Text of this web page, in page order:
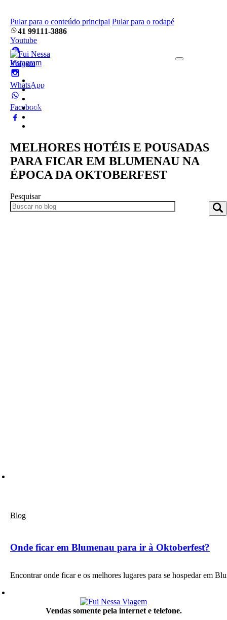
Pular para o conteúdo principal Pular para o rodapé
41 99111-3886
Youtube
Instagram
WhatsApp
Facebook
Home
Pacotes
Empresa
MELHORES HOTÉIS E POUSADAS
PARA FICAR EM BLUMENAU NA
ÉPOCA DA OKTOBERFEST
Pesquisar
Blog
Onde ficar em Blumenau para ir à Oktoberfest?
Encontrar onde ficar e os melhores lugares para se hospedar em
Vendas somente pela internet e telefone.